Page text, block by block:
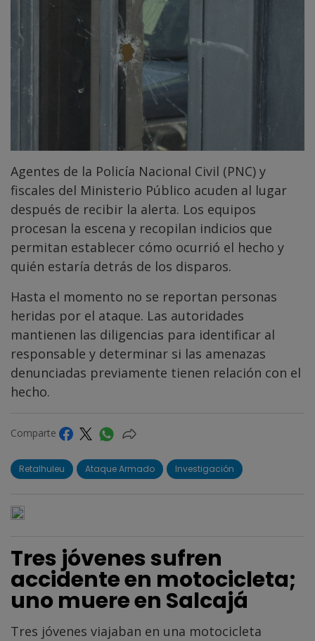
Agentes de la Policía Nacional Civil (PNC) y
fiscales del Ministerio Público acuden al lugar
después de recibir la alerta. Los equipos
procesan la escena y recopilan indicios que
permitan establecer cómo ocurrió el hecho y
quién estaría detrás de los disparos.
Hasta el momento no se reportan personas
heridas por el ataque. Las autoridades
mantienen las diligencias para identificar al
responsable y determinar si las amenazas
denunciadas previamente tienen relación con el
hecho.
Comparte
Retalhuleu Ataque Armado Investigación
Tres jóvenes sufren
accidente en motocicleta;
uno muere en Salcajá
Tres jóvenes viajaban en una motocicleta